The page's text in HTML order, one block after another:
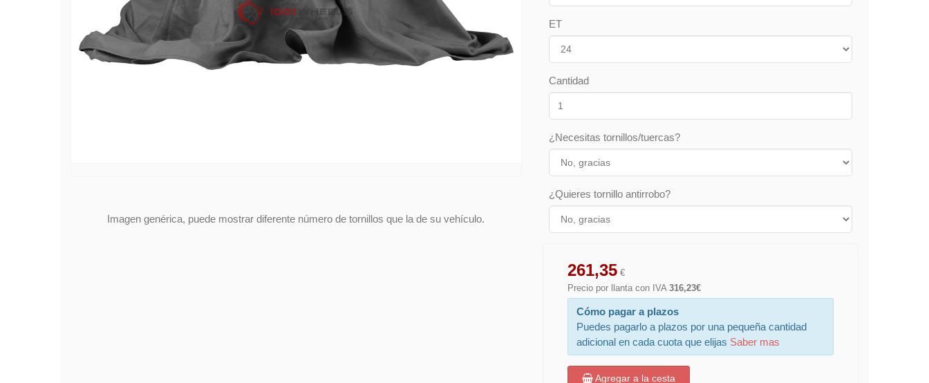
Imagen genérica, puede mostrar diferente número de tornillos que la de su vehículo.
ET
Cantidad
¿Necesitas tornillos/tuercas?
¿Quieres tornillo antirrobo?
261,35 €
Precio por llanta con IVA 316,23€
Cómo pagar a plazos
Puedes pagarlo a plazos por una pequeña cantidad
adicional en cada cuota que elijas Saber mas
Agregar a la cesta